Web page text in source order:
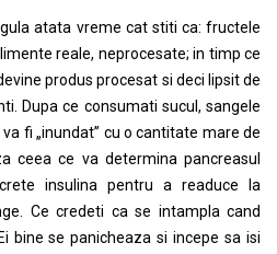
atata vreme cat stiti ca: fructele
reale, neprocesate; in timp ce
produs procesat si deci lipsit de
Dupa ce consumati sucul, sangele
fi „inundat” cu o cantitate mare de
ceea ce va determina pancreasul
insulina pentru a readuce la
Ce credeti ca se intampla cand
bine se panicheaza si incepe sa isi